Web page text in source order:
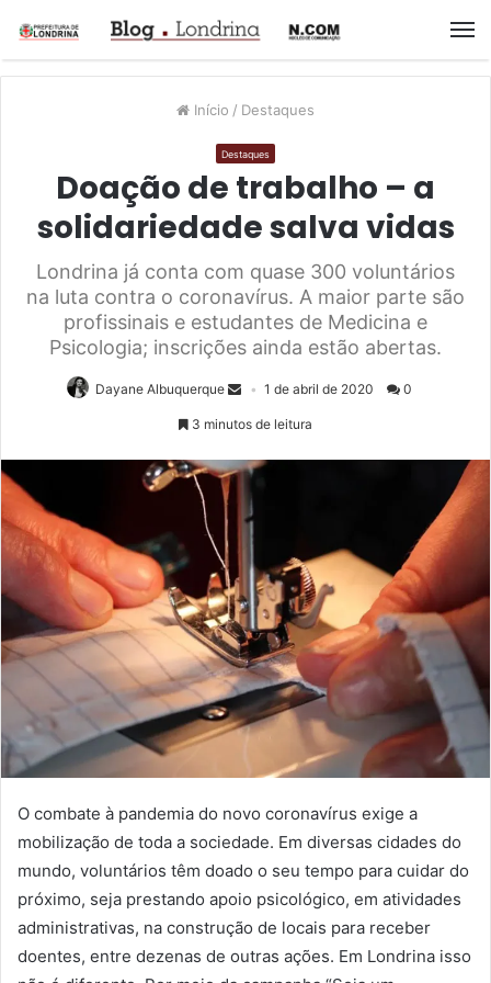
Início / Destaques
Destaques
Doação de trabalho – a
solidariedade salva vidas
Londrina já conta com quase 300 voluntários
na luta contra o coronavírus. A maior parte são
profissinais e estudantes de Medicina e
Psicologia; inscrições ainda estão abertas.
Dayane Albuquerque 1 de abril de 2020 0
3 minutos de leitura
O combate à pandemia do novo coronavírus exige a
mobilização de toda a sociedade. Em diversas cidades do
mundo, voluntários têm doado o seu tempo para cuidar do
próximo, seja prestando apoio psicológico, em atividades
administrativas, na construção de locais para receber
doentes, entre dezenas de outras ações. Em Londrina isso